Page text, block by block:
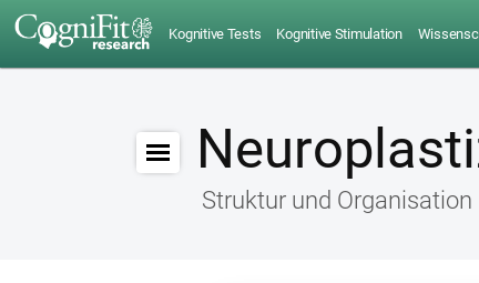
Kognitive Tests Kognitive Stimulation
Struktur und Organisation